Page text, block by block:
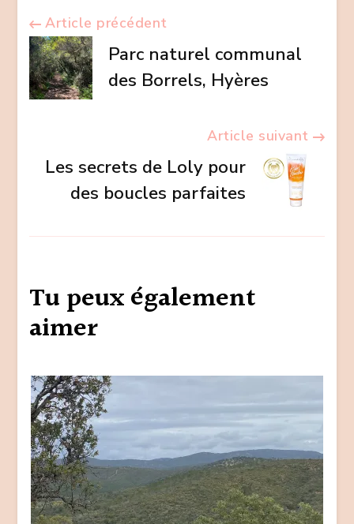
Navigation
d’article
Article précédent
Parc naturel communal
des Borrels, Hyères
Article suivant
Les secrets de Loly pour
des boucles parfaites
Tu peux également
aimer